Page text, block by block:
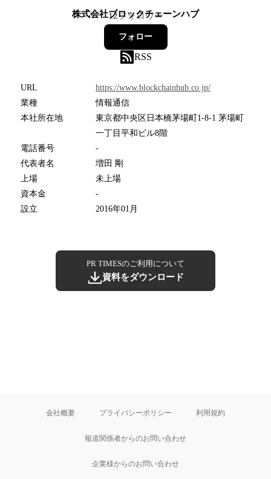
株式会社ブロックチェーンハブ
12フォロワー
フォロー
RSS
URL
https://www.blockchainhub.co.jp/
業種
情報通信
本社所在地
東京都中央区日本橋茅場町1-8-1 茅場町
一丁目平和ビル8階
電話番号
-
代表者名
増田 剛
上場
未上場
資本金
-
設立
2016年01月
PR TIMESのご利用について
資料をダウンロード
会社概要 プライバシーポリシー 利用規約
報道関係者からのお問い合わせ
企業様からのお問い合わせ